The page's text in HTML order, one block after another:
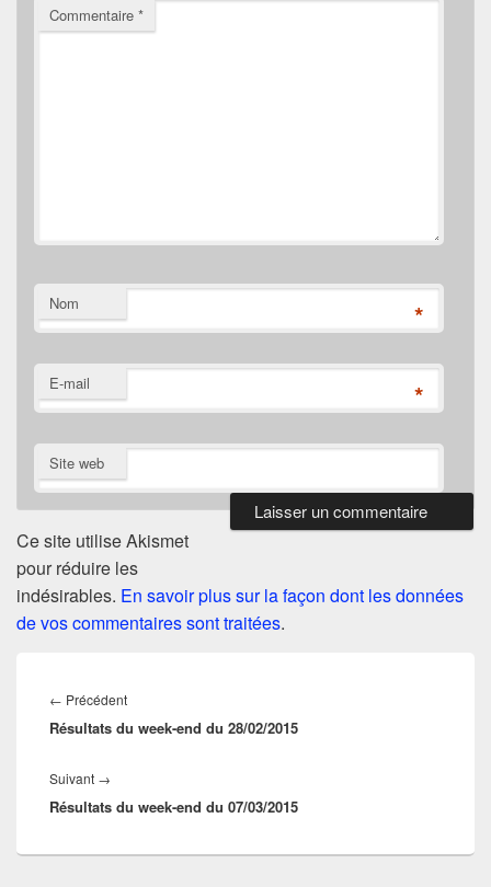
Commentaire *
Nom *
E-mail *
Site web
Ce site utilise Akismet
pour réduire les
indésirables. En savoir plus sur la façon dont les données
de vos commentaires sont traitées.
de
l’article
← PrécédentArticle
précédent :
Résultats du week-end du 28/02/2015
Suivant →
suivant :
Résultats du week-end du 07/03/2015